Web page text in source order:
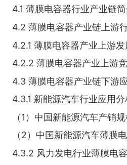
4.1 薄膜电容器行业产业链
4.2 薄膜电容器产业链上游
4.2.1 薄膜电容器产业上游
4.2.2 薄膜电容器产业上游
4.3 薄膜电容器产业链下游
4.3.1 新能源汽车行业应用分
（1）中国新能源汽车产销
（2）中国新能源汽车薄膜
4.3.2 风力发电行业薄膜电